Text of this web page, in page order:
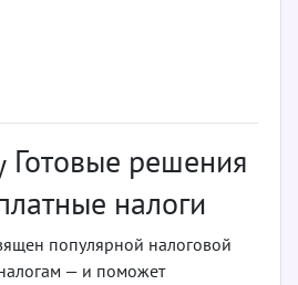
Готовые решения
налоги
популярной налоговой
— и поможет